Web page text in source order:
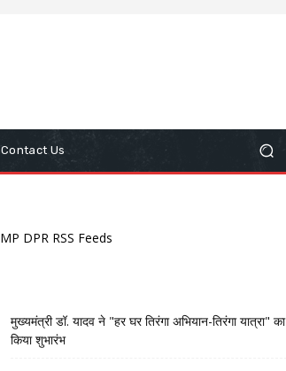
Contact Us
MP DPR RSS Feeds
मुख्यमंत्री डॉ. यादव ने "हर घर तिरंगा अभियान-तिरंगा यात्रा" का
किया शुभारंभ